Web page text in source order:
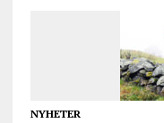
NYHETER